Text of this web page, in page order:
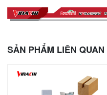
SẢN PHẨM LIÊN QUAN